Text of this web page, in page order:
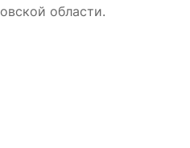
области.